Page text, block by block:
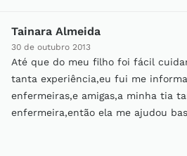
Tainara Almeida
30 de outubro 2013
Até que do meu filho foi fácil
tanta experiência,eu fui me
enfermeiras,e amigas,a minha tia
enfermeira,então ela me ajudou